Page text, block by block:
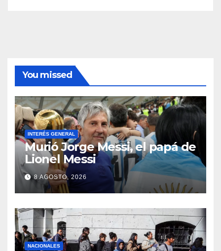
You missed
INTERÉS GENERAL
Murió Jorge Messi, el papá de
Lionel Messi
8 AGOSTO, 2026
NACIONALES